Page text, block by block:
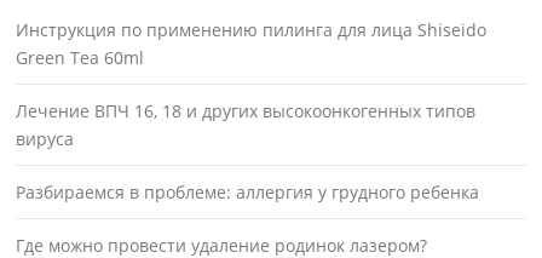
Инструкция по применению пилинга для лица Shiseido
Green Tea 60ml
Лечение ВПЧ 16, 18 и других высокоонкогенных типов
вируса
Разбираемся в проблеме: аллергия у грудного ребенка
Где можно провести удаление родинок лазером?